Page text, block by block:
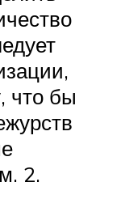
что бы
2.